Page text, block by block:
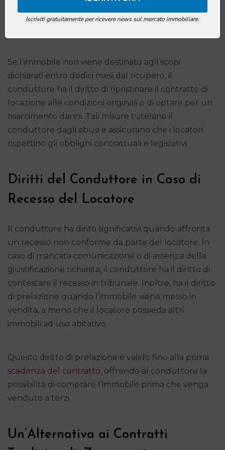
trentasei mensilità dell’ultimo canone di locazione
Se l’immobile non viene destinato agli scopi
dichiarati entro dodici mesi dal ricupero, il
conduttore ha il diritto di ripristinare il contratto di
locazione alle condizioni originali o di optare per un
risarcimento danni. Tali misure tutelano il
conduttore dagli abusi e assicurano che i locatori
rispettino gli obblighi contrattuali e legislativi.
Diritti del Conduttore in Caso di
Recesso del Locatore
Il conduttore ha diritti significativi quando affronta
un recesso non conforme da parte del locatore. In
caso di mancata comunicazione o di assenza della
giustificazione richiesta, il conduttore ha il diritto di
contestare il recesso in tribunale. Inoltre, ha il diritto
di prelazione quando l’immobile viene messo in
vendita, a meno che il locatore possieda altri
immobili ad uso abitativo.
Questo diritto di prelazione è valido fino alla prima
scadenza del contratto, offrendo al conduttore la
possibilità di comprare l’immobile prima che venga
venduto a terzi.
Un’Alternativa ai Contratti
Iscriviti gratuitamente per ricevere news sul mercato immobiliare.